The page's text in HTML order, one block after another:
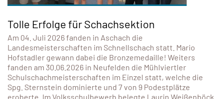
Tolle Erfolge für Schachsektion
Am 04. Juli 2026 fanden in Aschach die
Landesmeisterschaften im Schnellschach statt. Mario
Hofstadler gewann dabei die Bronzemedaille! Weiters
fanden am 30.06.2026 in Neufelden die Mühlviertler
Schulschachmeisterschaften im Einzel statt, welche die
Spg. Sternstein dominierte und 7 von 9 Podestplätze
eroberte. Im Volksschulbewerb belegte Laurin Weißenböck